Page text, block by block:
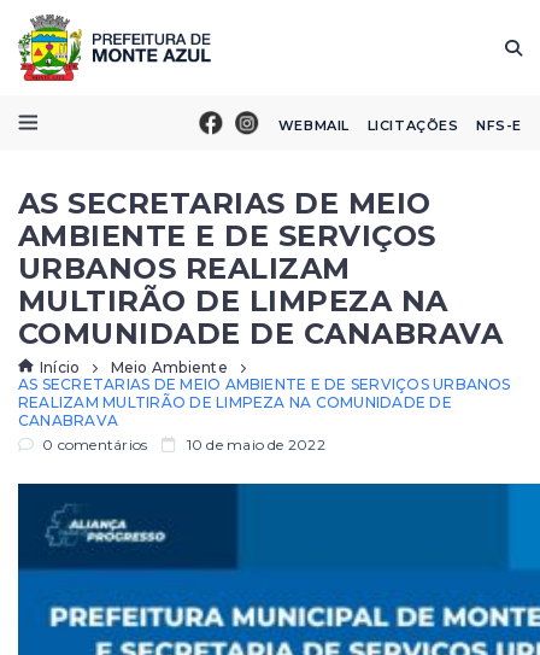
WEBMAIL LICITAÇÕES NFS-E
AS SECRETARIAS DE MEIO
AMBIENTE E DE SERVIÇOS
URBANOS REALIZAM
MULTIRÃO DE LIMPEZA NA
COMUNIDADE DE CANABRAVA
Início
Meio Ambiente
AS SECRETARIAS DE MEIO AMBIENTE E DE SERVIÇOS URBANOS
REALIZAM MULTIRÃO DE LIMPEZA NA COMUNIDADE DE
CANABRAVA
0 comentários
10 de maio de 2022